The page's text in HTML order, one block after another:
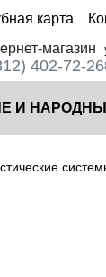
карта
магазин
402-72-26
И